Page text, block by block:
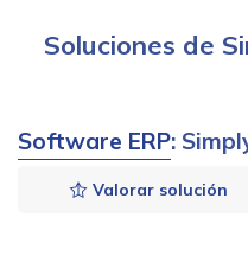
Soluciones de
Software ERP:
Valorar solución